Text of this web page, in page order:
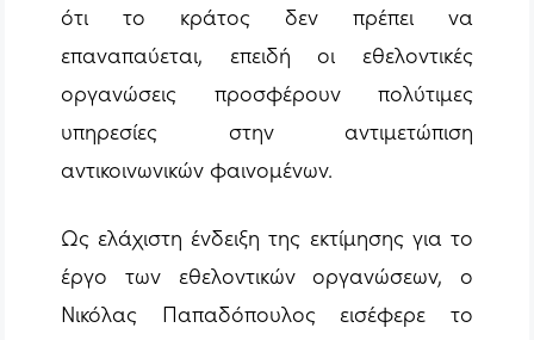
ότι το κράτος δεν πρέπει να
επαναπαύεται, επειδή οι εθελοντικές
οργανώσεις προσφέρουν πολύτιμες
υπηρεσίες στην αντιμετώπιση
αντικοινωνικών φαινομένων.
Ως ελάχιστη ένδειξη της εκτίμησης για το
έργο των εθελοντικών οργανώσεων, ο
Νικόλας Παπαδόπουλος εισέφερε το